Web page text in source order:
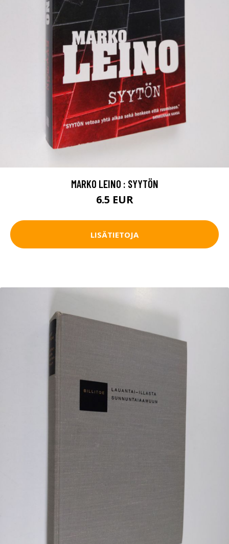
MARKO LEINO : SYYTÖN
6.5 EUR
LISÄTIETOJA